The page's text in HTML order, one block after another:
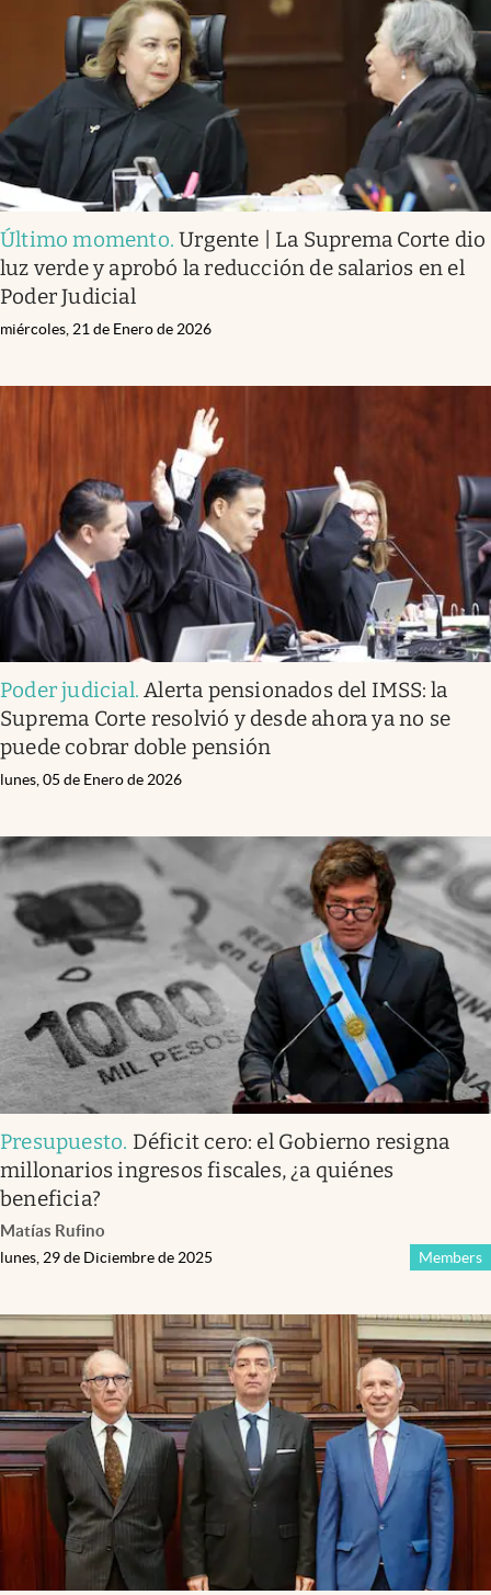
Último momento.Urgente | La Suprema Corte dio
luz verde y aprobó la reducción de salarios en el
Poder Judicial
miércoles, 21 de Enero de 2026
Poder judicial.Alerta pensionados del IMSS: la
Suprema Corte resolvió y desde ahora ya no se
puede cobrar doble pensión
lunes, 05 de Enero de 2026
Presupuesto. Déficit cero: el Gobierno resigna
millonarios ingresos fiscales, ¿a quiénes
beneficia?
Matías Rufino
Members
lunes, 29 de Diciembre de 2025